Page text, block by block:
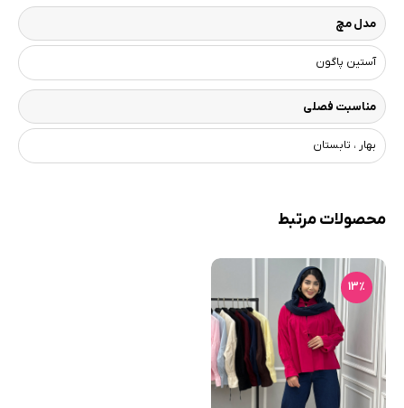
مدل مچ
آستین پاگون
مناسبت فصلی
بهار ، تابستان
محصولات مرتبط
13٪